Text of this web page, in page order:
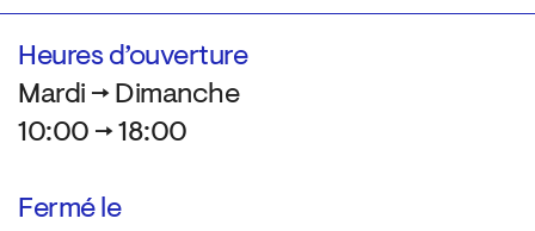
Heures d’ouverture
Mardi → Dimanche
10:00 → 18:00
Fermé le